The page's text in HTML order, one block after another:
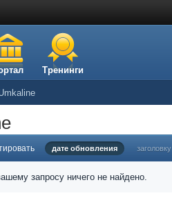
Тренинги
дате обновления заголовку
запросу ничего не найдено.